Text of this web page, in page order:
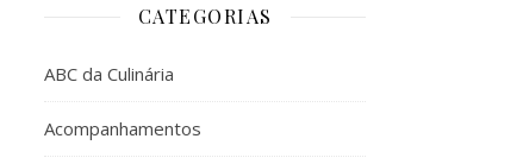
CATEGORIAS
ABC da Culinária
Acompanhamentos